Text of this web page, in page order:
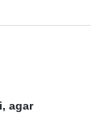
agar